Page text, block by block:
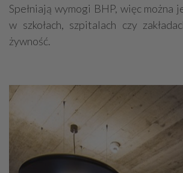
Spełniają wymogi BHP, więc można
w szkołach, szpitalach czy
żywność.